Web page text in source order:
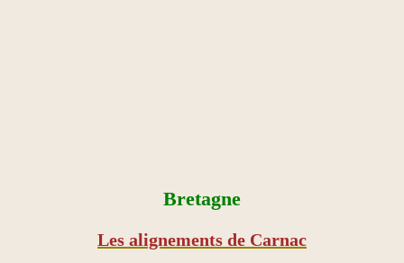
Bretagne
Les alignements de Carnac